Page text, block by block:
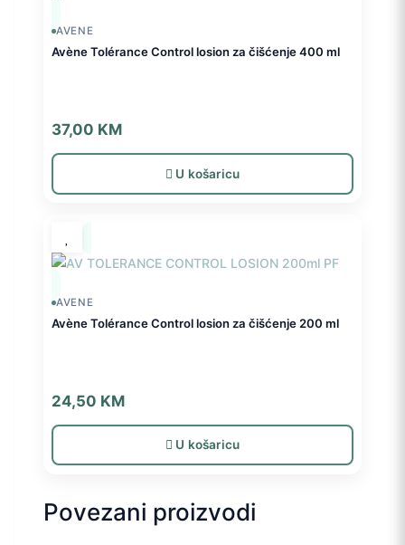
AVENE
Avène Tolérance Control losion za čišćenje 400 ml
37,00 KM
U košaricu
AVENE
Avène Tolérance Control losion za čišćenje 200 ml
24,50 KM
U košaricu
Povezani proizvodi